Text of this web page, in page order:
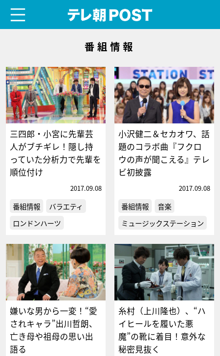
番組情報
三四郎・小宮に先輩芸
人がブチギレ！隠し持
っていた分析力で先輩を
順位付け
2017.09.08
番組情報
バラエティ
ロンドンハーツ
小沢健二＆セカオワ、話
題のコラボ曲『フクロ
ウの声が聞こえる』テレ
ビ初披露
2017.09.08
番組情報
音楽
ミュージックステーション
嫌いな男から一変！“愛
されキャラ”出川哲朗、
亡き母や祖母の思い出
語る
糸村（上川隆也）、“ハ
イヒールを履いた悪
魔”の靴に着目！意外な
秘密見抜く